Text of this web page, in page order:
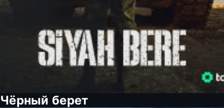
Чёрный берет